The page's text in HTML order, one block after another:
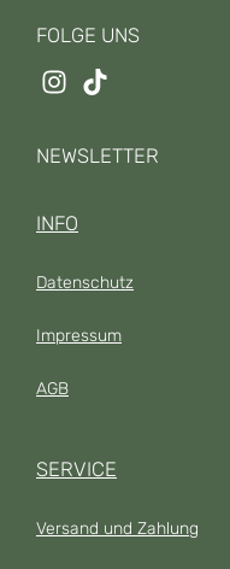
FOLGE UNS
NEWSLETTER
INFO
Datenschutz
Impressum
AGB
SERVICE
Versand und Zahlung